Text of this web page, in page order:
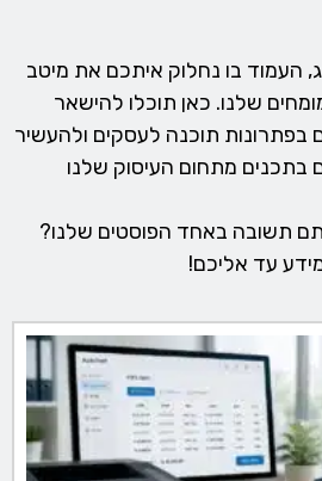
העמוד בו נחלוק איתכם את מיטב
שלנו. כאן תוכלו להישאר
בפתרונות תוכנה לעסקים ולהעשיר
מתחום העיסוק שלנו
תשובה באחד הפוסטים שלנו?
עד אליכם!